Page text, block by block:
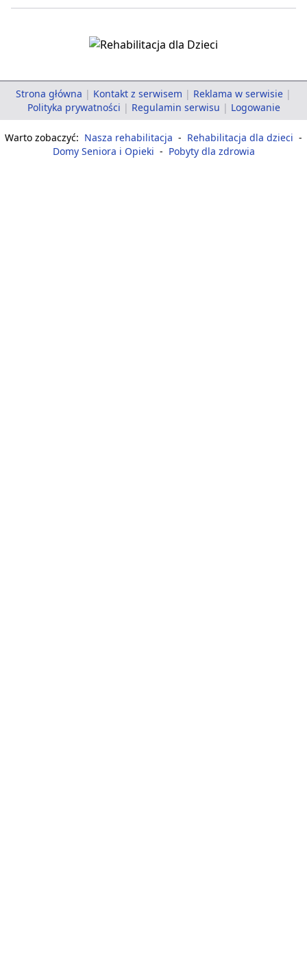
Strona główna | Kontakt z serwisem | Reklama w serwisie |
Polityka prywatności | Regulamin serwisu | Logowanie
Warto zobaczyć: Nasza rehabilitacja - Rehabilitacja dla dzieci -
Domy Seniora i Opieki - Pobyty dla zdrowia